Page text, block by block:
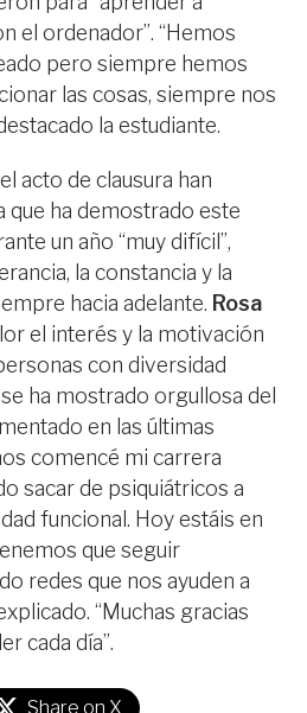
el ordenador”. “Hemos
pero siempre hemos
las cosas, siempre nos
la estudiante.
acto de clausura han
que ha demostrado este
un año “muy difícil”,
la constancia y la
hacia adelante. Rosa
el interés y la motivación
con diversidad
ha mostrado orgullosa del
en las últimas
comencé mi carrera
sacar de psiquiátricos a
funcional. Hoy estáis en
que seguir
redes que nos ayuden a
“Muchas gracias
cada día”.
Share on X